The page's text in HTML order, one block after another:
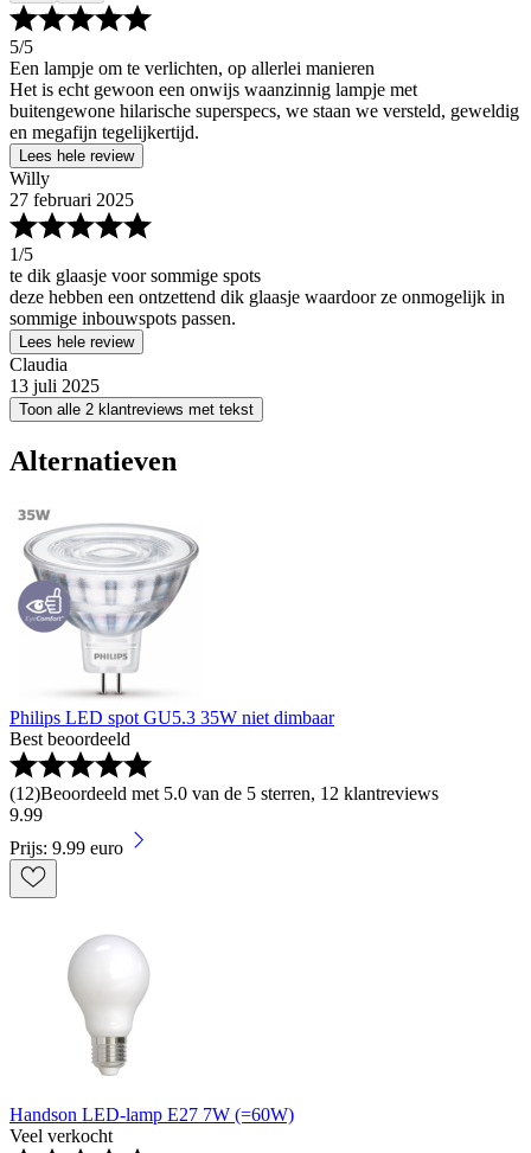
5/5
Een lampje om te verlichten, op allerlei manieren
Het is echt gewoon een onwijs waanzinnig lampje met
buitengewone hilarische superspecs, we staan we versteld, geweldig
en megafijn tegelijkertijd.
Lees hele review
Willy
27 februari 2025
1/5
te dik glaasje voor sommige spots
deze hebben een ontzettend dik glaasje waardoor ze onmogelijk in
sommige inbouwspots passen.
Lees hele review
Claudia
13 juli 2025
Toon alle 2 klantreviews met tekst
Alternatieven
Philips LED spot GU5.3 35W niet dimbaar
Best beoordeeld
(12)Beoordeeld met 5.0 van de 5 sterren, 12 klantreviews
9.99
Prijs: 9.99 euro
Handson LED-lamp E27 7W (=60W)
Veel verkocht